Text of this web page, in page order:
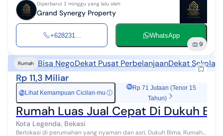
Diperbarui 2 minggu yang lalu oleh
Grand Synergy Property
+628231... WhatsApp
9
Rumah Bisa NegoDekat Pusat PerbelanjaanDekat Sekolah
Rp 11,3 Miliar
Rp Lihat Kemampuan Cicilan-mu ⓘ
Rp 71 Jutaan (Tenor 15
Tahun)
Rumah Luas Jual Cepat Di Dukuh
Kota Legenda, Bekasi
Berlokasi di perumahan yang nyaman dan asri, Dukuh Bima, Rumah